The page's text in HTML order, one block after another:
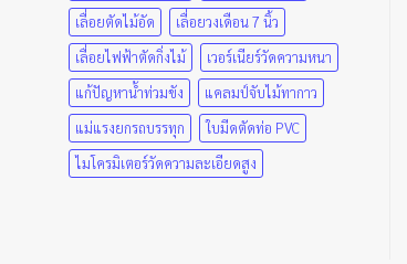
เลื่อยตัดไม้อัด
เลื่อยวงเดือน 7 นิ้ว
เลื่อยไฟฟ้าตัดกิ่งไม้
เวอร์เนียร์วัดความหนา
แก้ปัญหาน้ำท่วมขัง
แคลมป์จับไม้ทากาว
แม่แรงยกรถบรรทุก
ใบมีดตัดท่อ PVC
ไมโครมิเตอร์วัดความละเอียดสูง